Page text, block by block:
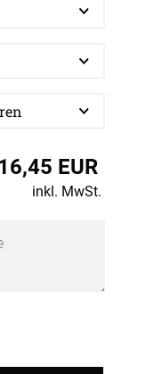
16,45 EUR
inkl. MwSt.